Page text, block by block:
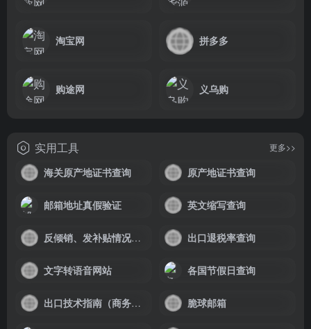
淘宝网 拼多多
购途网 义乌购
实用工具 更多>>
海关原产地证书查询 原产地证书查询
邮箱地址真假验证 英文缩写查询
反倾销、发补贴情况查询 出口退税率查询
文字转语音网站 各国节假日查询
出口技术指南（商务部） 脆球邮箱